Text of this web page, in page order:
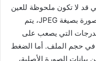
قد لا تكون ملحوظة للعين
البشرية. على سبيل المثال، عند ضغط صورة بصيغة JPEG، يتم
التي يصعب على
في حجم الملف. أما الضغط
الصورة الأصلية،